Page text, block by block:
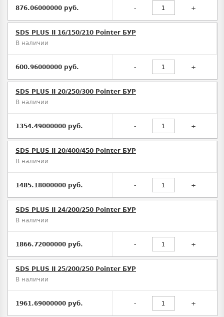
876.06000000 руб. - +
SDS PLUS II 16/150/210 Pointer БУР
В наличии
600.96000000 руб. - +
SDS PLUS II 20/250/300 Pointer БУР
В наличии
1354.49000000 руб. - +
SDS PLUS II 20/400/450 Pointer БУР
В наличии
1485.18000000 руб. - +
SDS PLUS II 24/200/250 Pointer БУР
В наличии
1866.72000000 руб. - +
SDS PLUS II 25/200/250 Pointer БУР
В наличии
1961.69000000 руб. - +